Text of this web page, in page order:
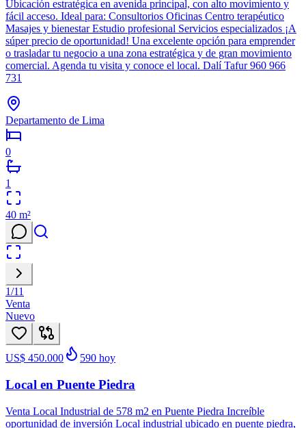
Ubicación estratégica en avenida principal, con alto movimiento y
fácil acceso. Ideal para: Consultorios Oficinas Centro terapéutico
Masajes y bienestar Estudio profesional Servicios especializados ¡A
súper precio de oportunidad! Una excelente opción para emprender
o trasladar tu negocio a una zona estratégica y de gran movimiento
comercial. Agenda tu visita y conoce el local. Dalí Tafur 960 966
731
Departamento de Lima
0
1
40 m²
1/11
Venta
Nuevo
US$ 450.000 590 hoy
Local en Puente Piedra
Venta Local Industrial de 578 m2 en Puente Piedra Increíble
oportunidad de inversión Local industrial ubicado en puente piedra,